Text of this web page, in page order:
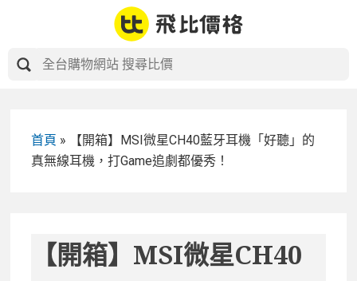
首頁 »
【開箱】MSI微星CH40藍牙耳機「好聽」的
真無線耳機，打Game追劇都優秀！
【開箱】MSI微星CH40